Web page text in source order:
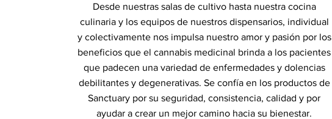
Desde nuestras salas de cultivo hasta nuestra cocina
culinaria y los equipos de nuestros dispensarios, individual
y colectivamente nos impulsa nuestro amor y pasión por los
beneficios que el cannabis medicinal brinda a los pacientes
que padecen una variedad de enfermedades y dolencias
debilitantes y degenerativas. Se confía en los productos de
Sanctuary por su seguridad, consistencia, calidad y por
ayudar a crear un mejor camino hacia su bienestar.